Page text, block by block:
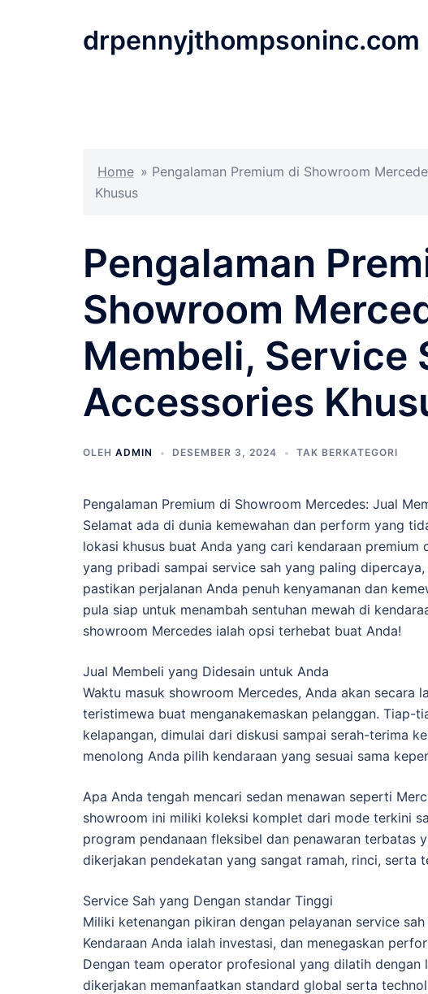
drpennyjthompsoninc.com
Home » Pengalaman Premium di Showroom
Khusus
Pengalaman
Showroom
Membeli, Service
Accessories
OLEH ADMIN DESEMBER 3, 2024 TAK BERKATEGORI
Pengalaman Premium di Showroom Mercedes: Jual
Selamat ada di dunia kemewahan dan perform yang
lokasi khusus buat Anda yang cari kendaraan
yang pribadi sampai service sah yang paling
pastikan perjalanan Anda penuh kenyamanan dan
pula siap untuk menambah sentuhan mewah di
showroom Mercedes ialah opsi terhebat buat Anda!
Jual Membeli yang Didesain untuk Anda
Waktu masuk showroom Mercedes, Anda akan secara
teristimewa buat menganakemaskan pelanggan.
kelapangan, dimulai dari diskusi sampai serah-terima
menolong Anda pilih kendaraan yang sesuai sama
Apa Anda tengah mencari sedan menawan seperti
showroom ini miliki koleksi komplet dari mode terkini
program pendanaan fleksibel dan penawaran terbatas
dikerjakan pendekatan yang sangat ramah, rinci, serta
Service Sah yang Dengan standar Tinggi
Miliki ketenangan pikiran dengan pelayanan service
Kendaraan Anda ialah investasi, dan menegaskan
Dengan team operator profesional yang dilatih
dikerjakan memanfaatkan standard global serta